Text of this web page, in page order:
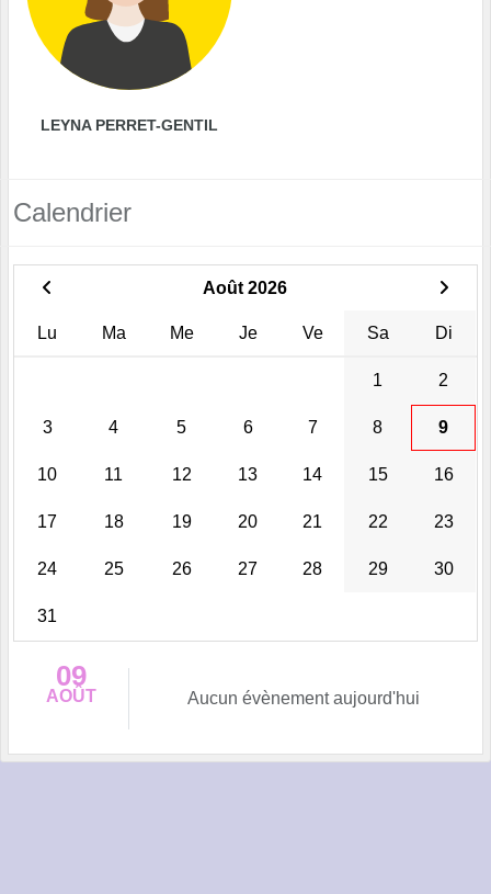
LEYNA PERRET-GENTIL
Calendrier
Août 2026
Lu Ma Me Je Ve Sa Di
1 2
3 4 5 6 7 8 9
10 11 12 13 14 15 16
17 18 19 20 21 22 23
24 25 26 27 28 29 30
31
09
AOÛT Aucun évènement aujourd'hui